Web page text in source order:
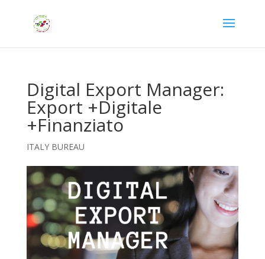
Digital Export Manager:
Export +Digitale
+Finanziato
ITALY BUREAU